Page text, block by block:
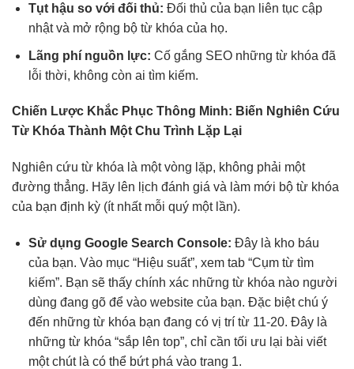
Tụt hậu so với đối thủ: Đối thủ của bạn liên tục cập
nhật và mở rộng bộ từ khóa của họ.
Lãng phí nguồn lực: Cố gắng SEO những từ khóa đã
lỗi thời, không còn ai tìm kiếm.
Chiến Lược Khắc Phục Thông Minh: Biến Nghiên Cứu
Từ Khóa Thành Một Chu Trình Lặp Lại
Nghiên cứu từ khóa là một vòng lặp, không phải một
đường thẳng. Hãy lên lịch đánh giá và làm mới bộ từ khóa
của bạn định kỳ (ít nhất mỗi quý một lần).
Sử dụng Google Search Console: Đây là kho báu
của bạn. Vào mục “Hiệu suất”, xem tab “Cụm từ tìm
kiếm”. Bạn sẽ thấy chính xác những từ khóa nào người
dùng đang gõ để vào website của bạn. Đặc biệt chú ý
đến những từ khóa bạn đang có vị trí từ 11-20. Đây là
những từ khóa “sắp lên top”, chỉ cần tối ưu lại bài viết
một chút là có thể bứt phá vào trang 1.